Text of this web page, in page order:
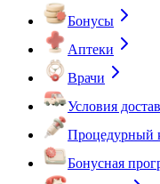
Бонусы
Аптеки
Врачи
Условия
Процедурный
Бонусная